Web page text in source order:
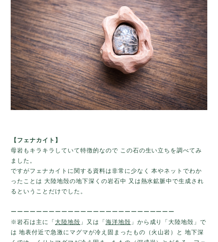
【フェナカイト】
母岩もキラキラしていて特徴的なので この石の生い立ちを調べてみ
ました。
ですがフェナカイトに関する資料は非常に少なく 本やネットでわか
ったことは 大陸地殻の地下深くの岩石中 又は熱水鉱脈中で生成され
るということだけでした。
ーーーーーーーーーーーーーーーーーーーーーーーーーー
※岩石は主に「 大陸地殻 」又は「 海洋地殻 」から成り「大陸地殻」で
は 地表付近で急激にマグマが冷え固まったもの（火山岩）と 地下深